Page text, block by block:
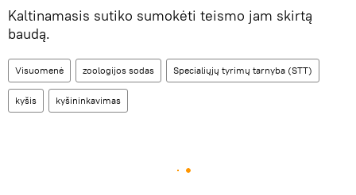
Kaltinamasis sutiko sumokėti teismo jam skirtą
baudą.
Visuomenė zoologijos sodas Specialiųjų tyrimų tarnyba (STT)
kyšis kyšininkavimas